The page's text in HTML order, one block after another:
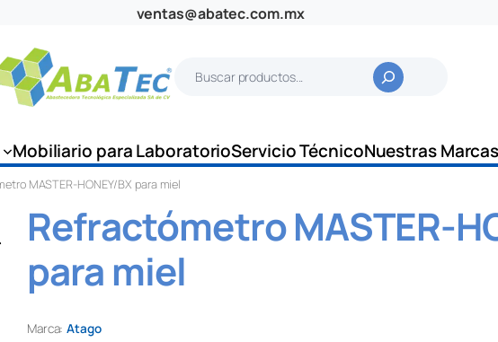
ventas@abatec.com.mx
c
a
r
Mobiliario para LaboratorioServicio TécnicoNuestras Marcas
MASTER-HONEY/BX para miel
Refractómetro MASTER-
para miel
Marca: Atago